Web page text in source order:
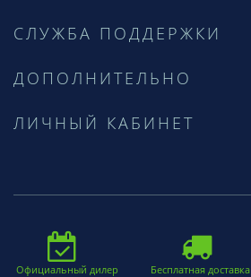
СЛУЖБА ПОДДЕРЖКИ
ДОПОЛНИТЕЛЬНО
ЛИЧНЫЙ КАБИНЕТ
Официальный дилер
Бесплатная доставка